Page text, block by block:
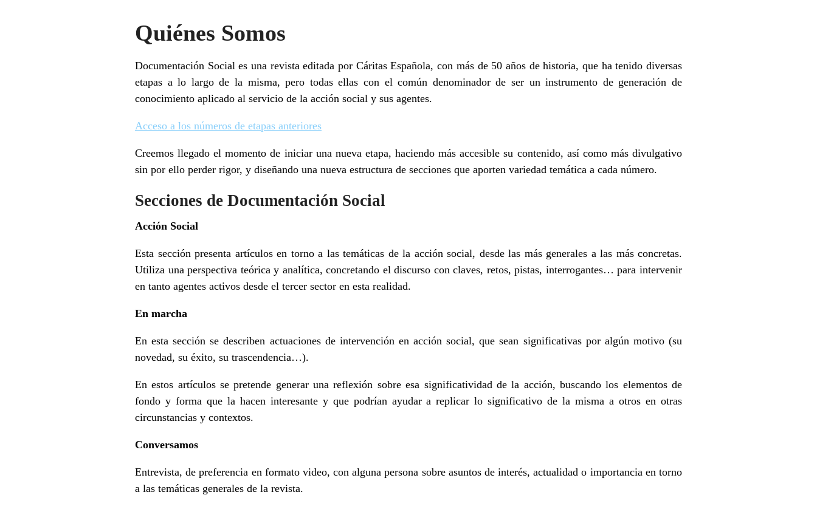
Quiénes Somos
Documentación Social es una revista editada por Cáritas Española, con más de 50 años de historia, que ha tenido diversas
etapas a lo largo de la misma, pero todas ellas con el común denominador de ser un instrumento de generación de
conocimiento aplicado al servicio de la acción social y sus agentes.
Acceso a los números de etapas anteriores
Creemos llegado el momento de iniciar una nueva etapa, haciendo más accesible su contenido, así como más divulgativo
sin por ello perder rigor, y diseñando una nueva estructura de secciones que aporten variedad temática a cada número.
Secciones de Documentación Social
Acción Social
Esta sección presenta artículos en torno a las temáticas de la acción social, desde las más generales a las más concretas.
Utiliza una perspectiva teórica y analítica, concretando el discurso con claves, retos, pistas, interrogantes… para intervenir
en tanto agentes activos desde el tercer sector en esta realidad.
En marcha
En esta sección se describen actuaciones de intervención en acción social, que sean significativas por algún motivo (su
novedad, su éxito, su trascendencia…).
En estos artículos se pretende generar una reflexión sobre esa significatividad de la acción, buscando los elementos de
fondo y forma que la hacen interesante y que podrían ayudar a replicar lo significativo de la misma a otros en otras
circunstancias y contextos.
Conversamos
Entrevista, de preferencia en formato video, con alguna persona sobre asuntos de interés, actualidad o importancia en torno
a las temáticas generales de la revista.